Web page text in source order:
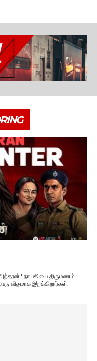
திருமணம்
விதமாக இறக்கிறார்கள்.